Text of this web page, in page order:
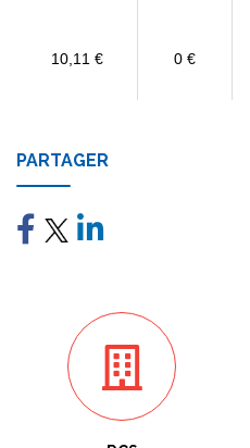
10,11 € 0 €
PARTAGER